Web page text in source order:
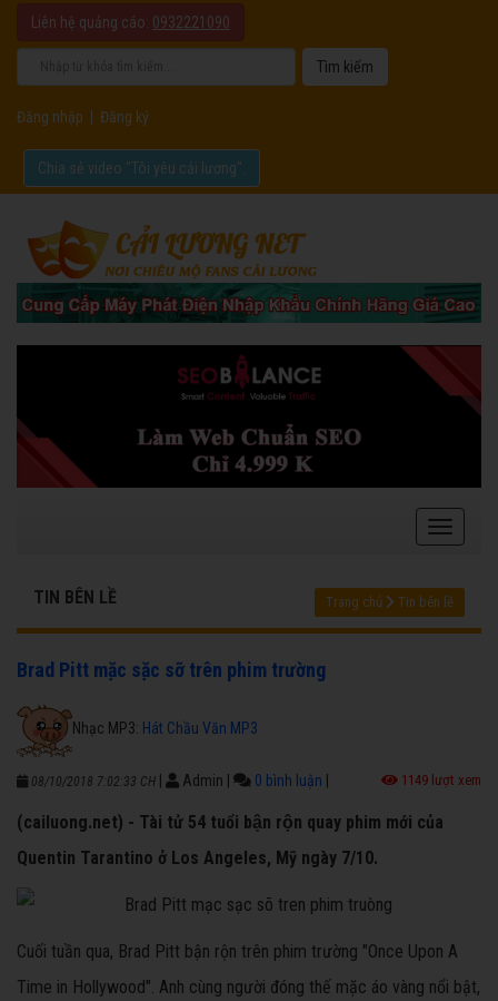
Liên hệ quảng cáo: 0932221090
Đăng nhập Đăng ký
Chia sẻ video "Tôi yêu cải lương".
TIN BÊN LỀ Trang chủ Tin bên lề
Brad Pitt mặc sặc sỡ trên phim trường
Nhạc MP3: Hát Chầu Văn MP3
08/10/2018 7:02:33 CH Admin 0 bình luận 1149 lượt xem
(cailuong.net) - Tài tử 54 tuổi bận rộn quay phim mới của
Quentin Tarantino ở Los Angeles, Mỹ ngày 7/10.
Cuối tuần qua, Brad Pitt bận rộn trên phim trường "Once Upon A
Time in Hollywood". Anh cùng người đóng thế mặc áo vàng nổi bật,